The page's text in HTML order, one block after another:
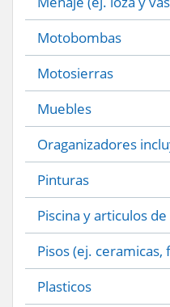
Motobombas
Motosierras
Muebles
Oraganizadores
Pinturas
Piscina y articulos
Pisos (ej.
Plasticos